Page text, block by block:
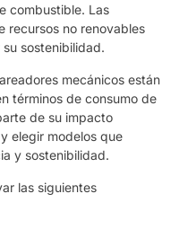
combustible. Las
recursos no renovables
sostenibilidad.
mecánicos están
términos de consumo de
de su impacto
elegir modelos que
y sostenibilidad.
las siguientes